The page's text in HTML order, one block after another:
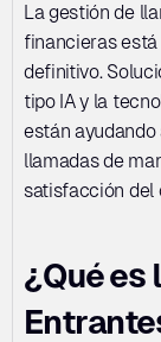
La gestión de
financieras
definitivo.
tipo IA y la
están
llamadas de
satisfacción del
¿Qué es